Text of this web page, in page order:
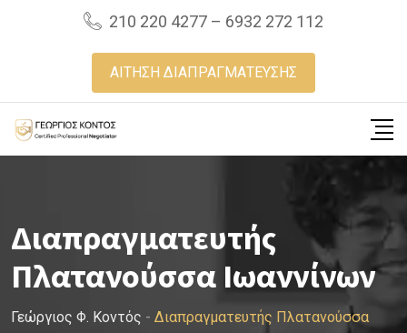
210 220 4277 – 6932 272 112
ΑΙΤΗΣΗ ΔΙΑΠΡΑΓΜΑΤΕΥΣΗΣ
Διαπραγματευτής
Πλατανούσσα Ιωαννίνων
Γεώργιος Φ. Κοντός - Διαπραγματευτής Πλατανούσσα